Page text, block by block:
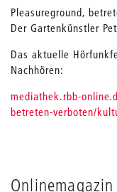
Pleasureground,
Der Gartenkünstler
Das aktuelle
Nachhören:
mediathek.rbb-
betreten-verboten/
Onlinemagazin